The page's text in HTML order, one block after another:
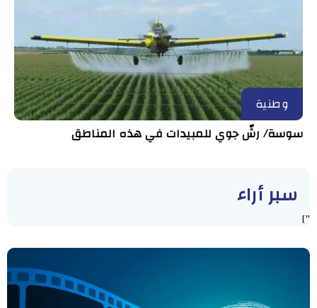
وطنية
سوسة/ رشّ جوي للمبيدات في هذه المناطق
سبر أراء
"]